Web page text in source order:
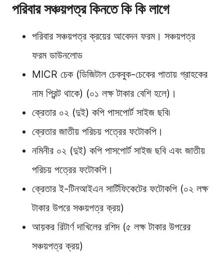
পরিবার সঞ্চয়পত্র কিনতে কি কি লাগে
পরিবার সঞ্চয়পত্র ক্রয়ের আবেদন ফরম। সঞ্চয়পত্র
ফরম ডাউনলোড
MICR চেক (ডিজিটাল চেকবুক-চেকের পাতায় গ্রাহকের
নাম প্রিন্ট থাকে) (০১ লক্ষ টাকার বেশি হলে)।
ক্রেতার ০২ (দুই) কপি পাসপোর্ট সাইজ ছবি৷
ক্রেতার জাতীয় পরিচয় পত্রের ফটোকপি।
নমিনীর ০২ (দুই) কপি পাসপাের্ট সাইজ ছবি এবং জাতীয়
পরিচয় পত্রের ফটোকপি।
ক্রেতার ই-টিনআইএন সার্টিফিকেটের ফটোকপি (০২ লক্ষ
টাকার উপরে সঞ্চয়পত্র ক্রয়)
আয়কর রিটার্ণ দাখিলের রশিদ (৫ লক্ষ টাকার উপরের
সঞ্চয়পত্র ক্রয়)